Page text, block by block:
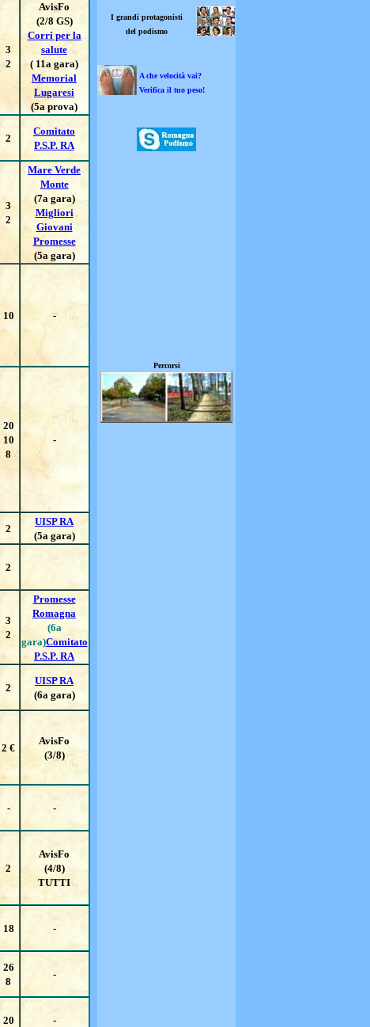
3
2
AvisFo
(2/8 GS)
Corri per la
salute
( 11a gara)
Memorial
Lugaresi
(5a prova)
2
Comitato
P.S.P. RA
3
2
Mare Verde
Monte
(7a gara)
Migliori
Giovani
Promesse
(5a gara)
10 -
20
10
8
-
2
UISP RA
(5a gara)
2
3
2
Promesse
Romagna
(6a
gara)Comitato
P.S.P. RA
2
UISP RA
(6a gara)
2 €
AvisFo
(3/8)
- -
2
AvisFo
(4/8)
TUTTI
18 -
26
8
-
20 -
I grandi protagonisti
del podismo
A che velocità vai?
Verifica il tuo peso!
Percorsi